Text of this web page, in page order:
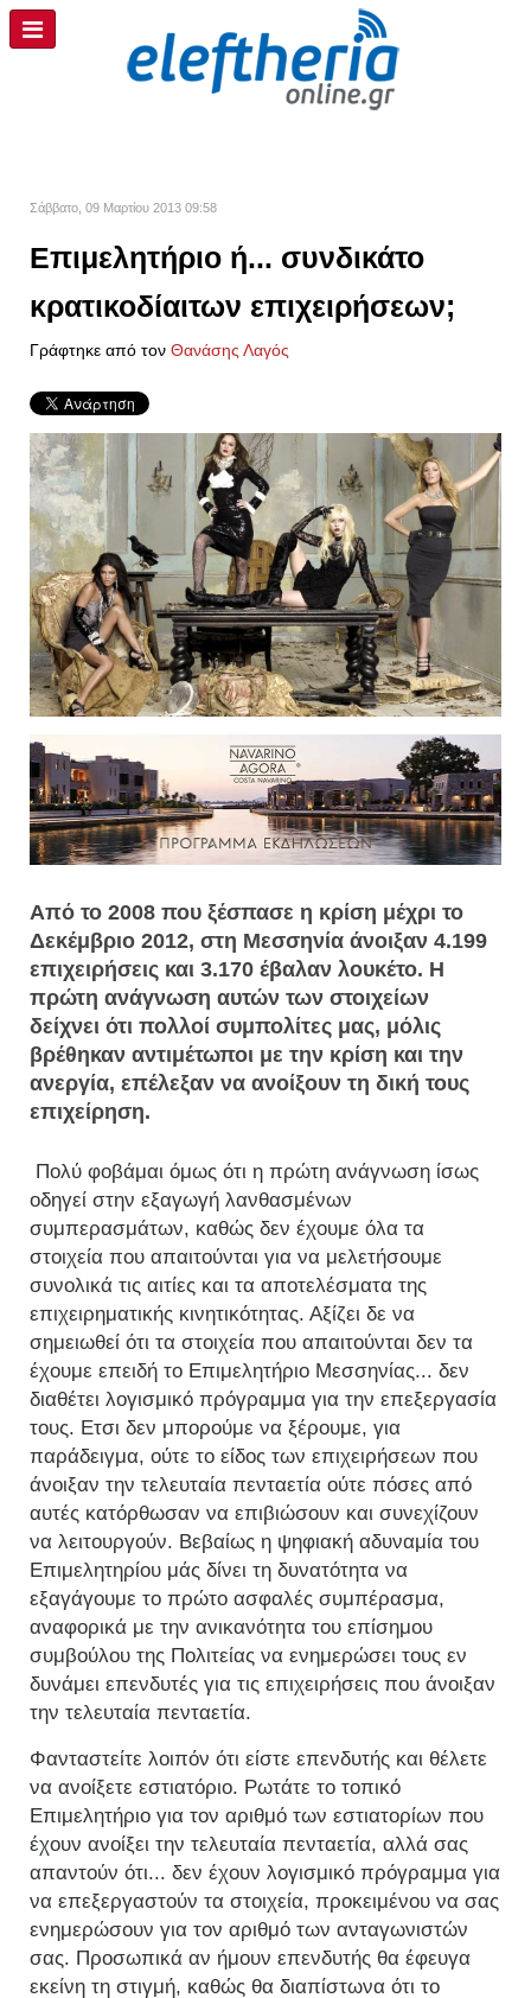
Σάββατο, 09 Μαρτίου 2013 09:58
Επιμελητήριο ή... συνδικάτο
κρατικοδίαιτων επιχειρήσεων;
Γράφτηκε από τον Θανάσης Λαγός
Από το 2008 που ξέσπασε η κρίση μέχρι το
Δεκέμβριο 2012, στη Μεσσηνία άνοιξαν 4.199
επιχειρήσεις και 3.170 έβαλαν λουκέτο. Η
πρώτη ανάγνωση αυτών των στοιχείων
δείχνει ότι πολλοί συμπολίτες μας, μόλις
βρέθηκαν αντιμέτωποι με την κρίση και την
ανεργία, επέλεξαν να ανοίξουν τη δική τους
επιχείρηση.
Πολύ φοβάμαι όμως ότι η πρώτη ανάγνωση ίσως
οδηγεί στην εξαγωγή λανθασμένων
συμπερασμάτων, καθώς δεν έχουμε όλα τα
στοιχεία που απαιτούνται για να μελετήσουμε
συνολικά τις αιτίες και τα αποτελέσματα της
επιχειρηματικής κινητικότητας. Αξίζει δε να
σημειωθεί ότι τα στοιχεία που απαιτούνται δεν τα
έχουμε επειδή το Επιμελητήριο Μεσσηνίας... δεν
διαθέτει λογισμικό πρόγραμμα για την επεξεργασία
τους. Ετσι δεν μπορούμε να ξέρουμε, για
παράδειγμα, ούτε το είδος των επιχειρήσεων που
άνοιξαν την τελευταία πενταετία ούτε πόσες από
αυτές κατόρθωσαν να επιβιώσουν και συνεχίζουν
να λειτουργούν. Βεβαίως η ψηφιακή αδυναμία του
Επιμελητηρίου μάς δίνει τη δυνατότητα να
εξαγάγουμε το πρώτο ασφαλές συμπέρασμα,
αναφορικά με την ανικανότητα του επίσημου
συμβούλου της Πολιτείας να ενημερώσει τους εν
δυνάμει επενδυτές για τις επιχειρήσεις που άνοιξαν
την τελευταία πενταετία.
Φανταστείτε λοιπόν ότι είστε επενδυτής και θέλετε
να ανοίξετε εστιατόριο. Ρωτάτε το τοπικό
Επιμελητήριο για τον αριθμό των εστιατορίων που
έχουν ανοίξει την τελευταία πενταετία, αλλά σας
απαντούν ότι... δεν έχουν λογισμικό πρόγραμμα για
να επεξεργαστούν τα στοιχεία, προκειμένου να σας
ενημερώσουν για τον αριθμό των ανταγωνιστών
σας. Προσωπικά αν ήμουν επενδυτής θα έφευγα
εκείνη τη στιγμή, καθώς θα διαπίστωνα ότι το